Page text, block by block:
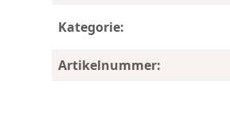
Kategorie:
Artikelnummer: